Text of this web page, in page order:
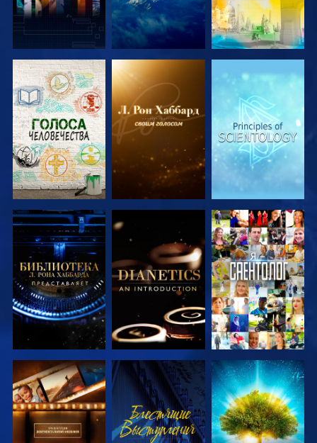
СМОТРЕТЬ
ПЕРЕДАЧИ
СМОТРЕТЬ
ПЕРЕДАЧИ
СМОТРЕТЬ
ПЕРЕДАЧИ
СМОТРЕТЬ
ПЕРЕДАЧИ
СМОТРЕТЬ
ПЕРЕДАЧИ
СМОТРЕТЬ
СМОТРЕТЬ
ПЕРЕДАЧИ
СМОТРЕТЬ
СМОТРЕТЬ
ПЕРЕДАЧИ